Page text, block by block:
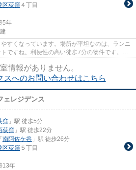
区荻窪 ４丁目
5年
すくなっています。場所が平坦なのは、ランニ
ですね。利便性の高い徒歩7分の物件です。こ
情報がありません。
スへのお問い合わせはこちら
ェレジデンス
窪 」駅 徒歩5分
荻窪 」駅 徒歩22分
「 南阿佐ケ谷 」駅 徒歩26分
区荻窪 ５丁目
13年